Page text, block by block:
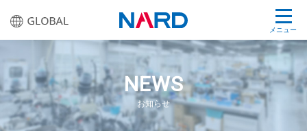
メニュー
NEWS
お知らせ